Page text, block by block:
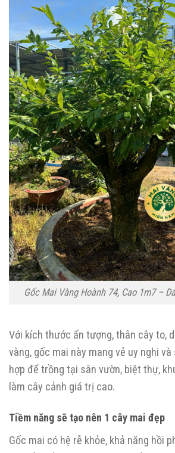
Gốc Mai Vàng Hoành 74, Cao 1m7 –
Với kích thước ấn tượng, thân cây to,
vàng, gốc mai này mang vẻ uy nghi
hợp để trồng tại sân vườn, biệt thự,
làm cây cảnh giá trị cao.
Tiềm năng sẽ tạo nên 1 cây mai đẹp
Gốc mai có hệ rễ khỏe, khả năng hồi